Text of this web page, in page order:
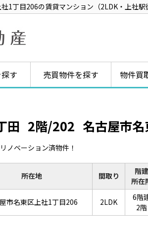
1丁目206の賃貸マンション（2LDK・上社
す 売買物件を探す 物件買
田 2階/202 名古屋市
ノベーション済物件！
所在地 間取り
階建
所在
市名東区上社1丁目206 2LDK
6階
2階